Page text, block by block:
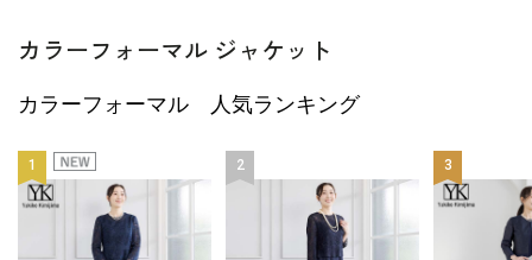
カラーフォーマル ジャケット
カラーフォーマル 人気ランキング
1 2 3